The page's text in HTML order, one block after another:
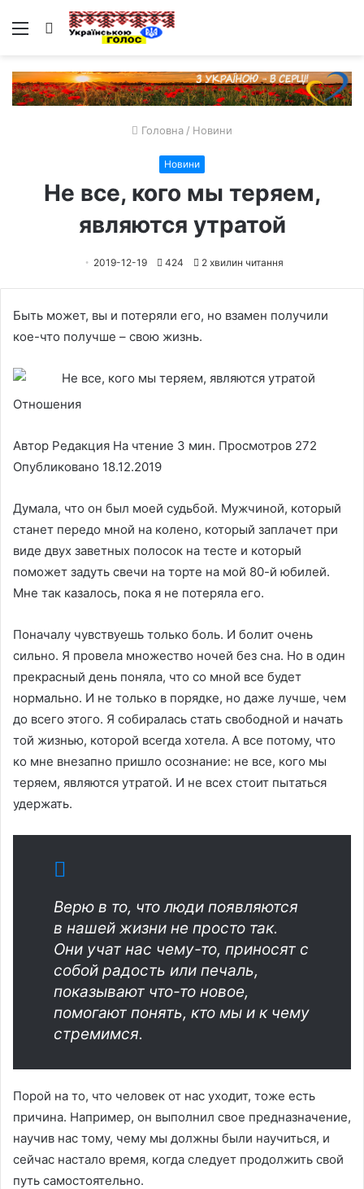
Меню Пошук
Головна / Новини
Новини
Не все, кого мы теряем,
являются утратой
2019-12-19 424 2 хвилин читання
Быть может, вы и потеряли его, но взамен получили
кое-что получше – свою жизнь.
Отношения
Автор Редакция На чтение 3 мин. Просмотров 272
Опубликовано 18.12.2019
Думала, что он был моей судьбой. Мужчиной, который
станет передо мной на колено, который заплачет при
виде двух заветных полосок на тесте и который
поможет задуть свечи на торте на мой 80-й юбилей.
Мне так казалось, пока я не потеряла его.
Поначалу чувствуешь только боль. И болит очень
сильно. Я провела множество ночей без сна. Но в один
прекрасный день поняла, что со мной все будет
нормально. И не только в порядке, но даже лучше, чем
до всего этого. Я собиралась стать свободной и начать
той жизнью, которой всегда хотела. А все потому, что
ко мне внезапно пришло осознание: не все, кого мы
теряем, являются утратой. И не всех стоит пытаться
удержать.
Верю в то, что люди появляются
в нашей жизни не просто так.
Они учат нас чему-то, приносят с
собой радость или печаль,
показывают что-то новое,
помогают понять, кто мы и к чему
стремимся.
Порой на то, что человек от нас уходит, тоже есть
причина. Например, он выполнил свое предназначение,
научив нас тому, чему мы должны были научиться, и
сейчас настало время, когда следует продолжить свой
путь самостоятельно.